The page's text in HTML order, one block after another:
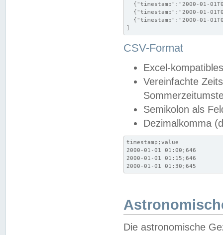
{"timestamp":"2000-01-
{"timestamp":"2000-01-
{"timestamp":"2000-01-
]
CSV-Format
Excel-
Vereinfachte
Semikolon als
Dezimalkomma
timestamp;value
2000-01-01 01:00;646
2000-01-01 01:15;646
2000-01-01 01:30;645
Die astronomische